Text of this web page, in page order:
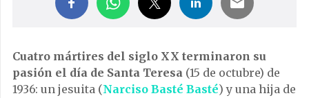
Cuatro mártires del siglo XX terminaron su
pasión el día de Santa Teresa (15 de octubre) de
1936: un jesuita (Narciso Basté Basté) y una hija de